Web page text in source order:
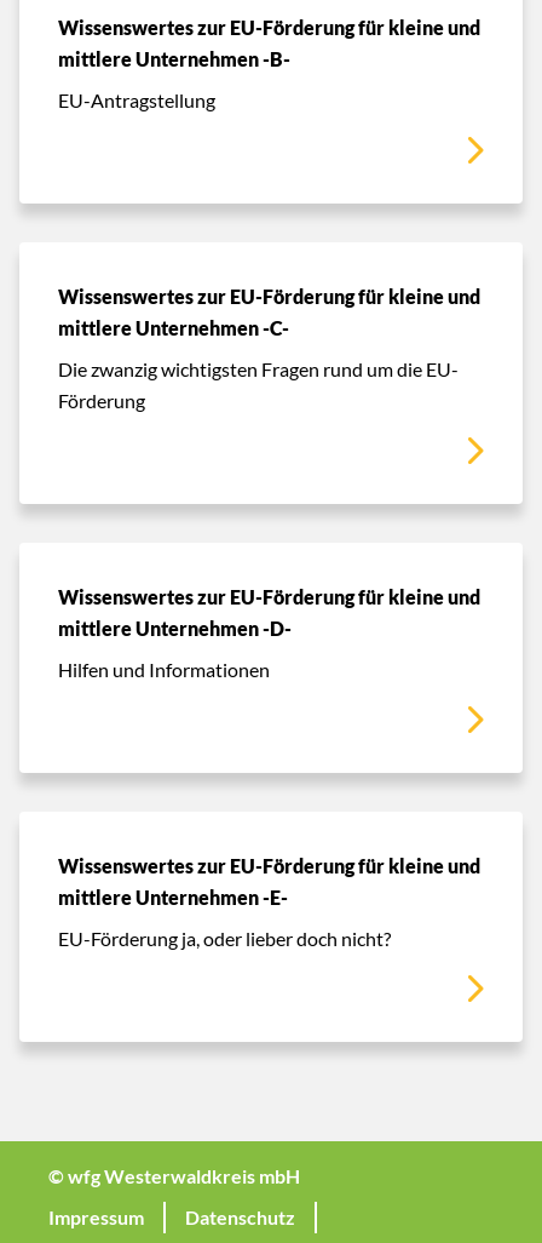
Wissenswertes zur EU-Förderung für kleine und
mittlere Unternehmen -B-
EU-Antragstellung
Wissenswertes zur EU-Förderung für kleine und
mittlere Unternehmen -C-
Die zwanzig wichtigsten Fragen rund um die EU-
Förderung
Wissenswertes zur EU-Förderung für kleine und
mittlere Unternehmen -D-
Hilfen und Informationen
Wissenswertes zur EU-Förderung für kleine und
mittlere Unternehmen -E-
EU-Förderung ja, oder lieber doch nicht?
© wfg Westerwaldkreis mbH
Impressum
Datenschutz